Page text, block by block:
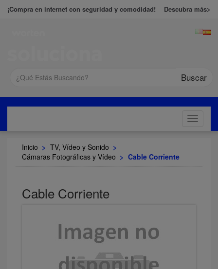
¡Compra en internet con seguridad y comodidad! Descubra más>
Buscar
Toggle
Inicio > TV, Vídeo y Sonido >
Cámaras Fotográficas y Vídeo > Cable Corriente
Cable Corriente